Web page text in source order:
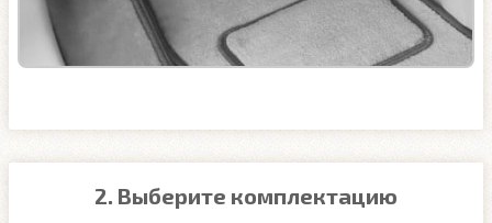
2. Выберите комплектацию